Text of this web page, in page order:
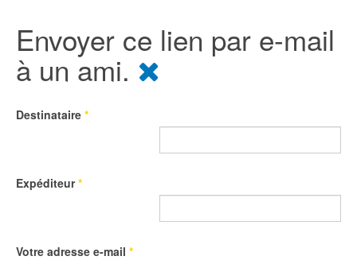
Envoyer ce lien par e-mail
à un ami.
Destinataire *
Expéditeur*
Votre adresse e-mail *